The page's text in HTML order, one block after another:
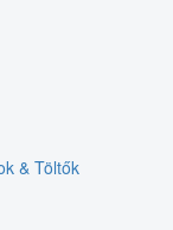
& Töltők